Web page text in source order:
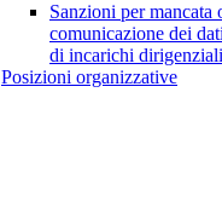
Sanzioni per mancata
comunicazione dei
di incarichi dirigenziali
Posizioni organizzative